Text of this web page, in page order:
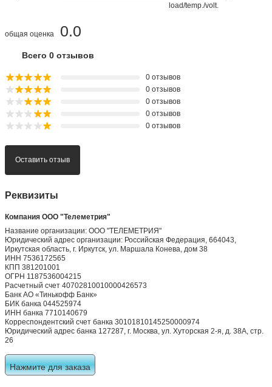
load/temp./volt.
0.0
общая оценка
Всего 0 отзывов
0 отзывов
0 отзывов
0 отзывов
0 отзывов
0 отзывов
Оставить отзыв
Реквизиты
Компания ООО "Телеметрия"
Название организации: ООО "ТЕЛЕМЕТРИЯ"
Юридический адрес организации: Российская Федерация, 664043,
Иркутская область, г. Иркутск, ул. Маршала Конева, дом 38
ИНН 7536172565
КПП 381201001
ОГРН 1187536004215
Расчетный счет 40702810010000426573
Банк АО «Тинькофф Банк»
БИК банка 044525974
ИНН банка 7710140679
Корреспондентский счет банка 30101810145250000974
Юридический адрес банка 127287, г. Москва, ул. Хуторская 2-я, д. 38А, стр.
26
Нажмите для заказа